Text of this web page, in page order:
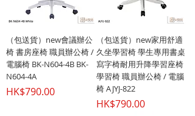
（包送貨）new會議辦公
椅 書房座椅 職員辦公椅 /
電腦椅 BK-N604-4B BK-
N604-4A
價格
HK$790.00
（包送貨）new家用舒適
久坐學習椅 學生專用書桌
寫字椅耐用升降學習座椅
學習椅 職員辦公椅 / 電腦
椅 AJYJ-822
價格
HK$790.00